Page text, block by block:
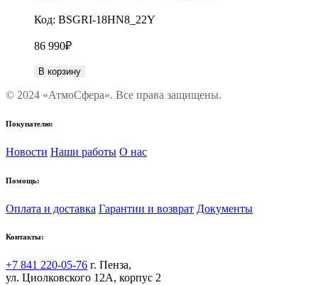
Код: BSGRI-18HN8_22Y
86 990₽
В корзину
© 2024 «АтмоСфера». Все права защищены.
Покупателю:
Новости Наши работы О нас
Помощь:
Оплата и доставка Гарантии и возврат Документы
Контакты:
+7 841 220-05-76 г. Пенза,
ул. Циолковского 12А, корпус 2